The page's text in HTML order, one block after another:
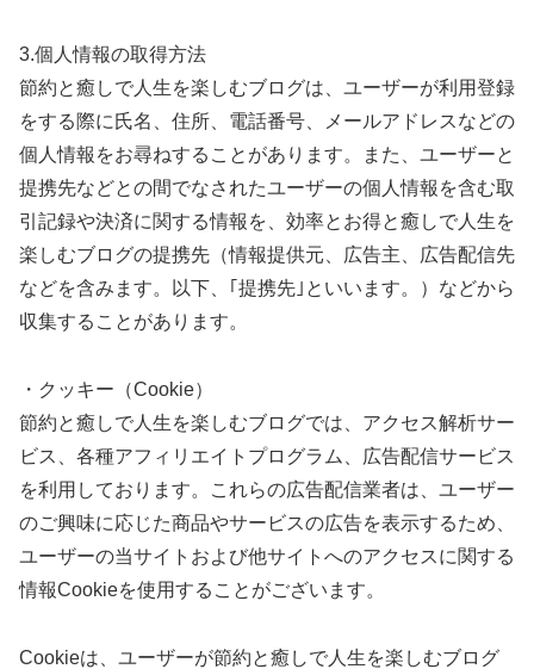
3.個人情報の取得方法
節約と癒しで人生を楽しむブログは、ユーザーが利用登録
をする際に氏名、住所、電話番号、メールアドレスなどの
個人情報をお尋ねすることがあります。また、ユーザーと
提携先などとの間でなされたユーザーの個人情報を含む取
引記録や決済に関する情報を、効率とお得と癒しで人生を
楽しむブログの提携先（情報提供元、広告主、広告配信先
などを含みます。以下、｢提携先｣といいます。）などから
収集することがあります。
・クッキー（Cookie）
節約と癒しで人生を楽しむブログでは、アクセス解析サー
ビス、各種アフィリエイトプログラム、広告配信サービス
を利用しております。これらの広告配信業者は、ユーザー
のご興味に応じた商品やサービスの広告を表示するため、
ユーザーの当サイトおよび他サイトへのアクセスに関する
情報Cookieを使用することがございます。
Cookieは、ユーザーが節約と癒しで人生を楽しむブログ